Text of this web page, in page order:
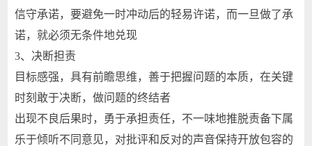
信守承诺，要避免一时冲动后的轻易许诺，而一旦做了承
诺，就必须无条件地兑现
3、决断担责
目标感强，具有前瞻思维，善于把握问题的本质，在关键
时刻敢于决断，做问题的终结者
出现不良后果时，勇于承担责任，不一味地推脱责备下属
乐于倾听不同意见，对批评和反对的声音保持开放包容的